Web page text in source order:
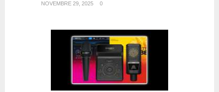
NOVEMBRE 29, 2025 0